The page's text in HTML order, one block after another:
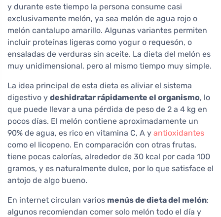
y durante este tiempo la persona consume casi
exclusivamente melón, ya sea melón de agua rojo o
melón cantalupo amarillo. Algunas variantes permiten
incluir proteínas ligeras como yogur o requesón, o
ensaladas de verduras sin aceite. La dieta del melón es
muy unidimensional, pero al mismo tiempo muy simple.
La idea principal de esta dieta es aliviar el sistema
digestivo y deshidratar rápidamente el organismo, lo
que puede llevar a una pérdida de peso de 2 a 4 kg en
pocos días. El melón contiene aproximadamente un
90% de agua, es rico en vitamina C, A y antioxidantes
como el licopeno. En comparación con otras frutas,
tiene pocas calorías, alrededor de 30 kcal por cada 100
gramos, y es naturalmente dulce, por lo que satisface el
antojo de algo bueno.
En internet circulan varios menús de dieta del melón:
algunos recomiendan comer solo melón todo el día y